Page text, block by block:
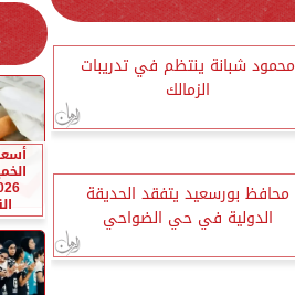
محمود شبانة ينتظم في تدريبات
الزمالك
محافظ بورسعيد يتفقد الحديقة
الدولية في حي الضواحي